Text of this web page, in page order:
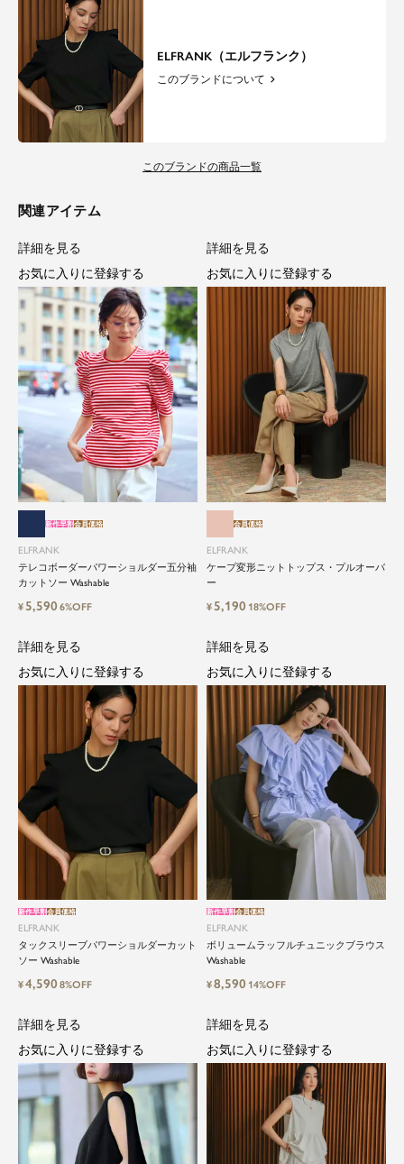
ELFRANK（エルフランク）
このブランドについて
このブランドの商品一覧
関連アイテム
ELFRANK
テレコボーダーパワーショルダー五分袖
カットソー Washable
新作早割会員価格
¥5,5906%OFF
詳細を見る
お気に入りに登録する
ELFRANK
ケープ変形ニットトップス・プルオーバ
ー
会員価格
¥5,190 18%OFF
詳細を見る
お気に入りに登録する
ELFRANK
タックスリーブパワーショルダーカット
ソー Washable
新作早割会員価格
¥4,5908%OFF
詳細を見る
お気に入りに登録する
ELFRANK
ボリュームラッフルチュニックブラウス
Washable
新作早割会員価格
¥8,590 14%OFF
詳細を見る
お気に入りに登録する
詳細を見る
お気に入りに登録する
詳細を見る
お気に入りに登録する